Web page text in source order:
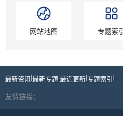
网站地图 专题索引
最新资讯 最新专题 最近更新 专题索引
友情链接：